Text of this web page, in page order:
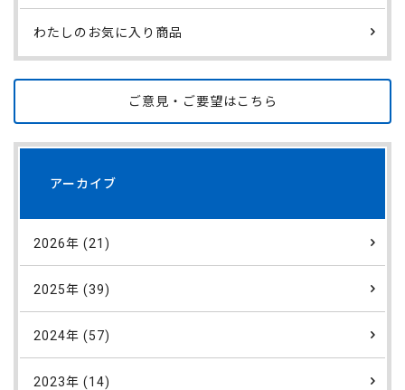
わたしのお気に入り商品
ご意見・ご要望はこちら
アーカイブ
2026年 (21)
2025年 (39)
2024年 (57)
2023年 (14)